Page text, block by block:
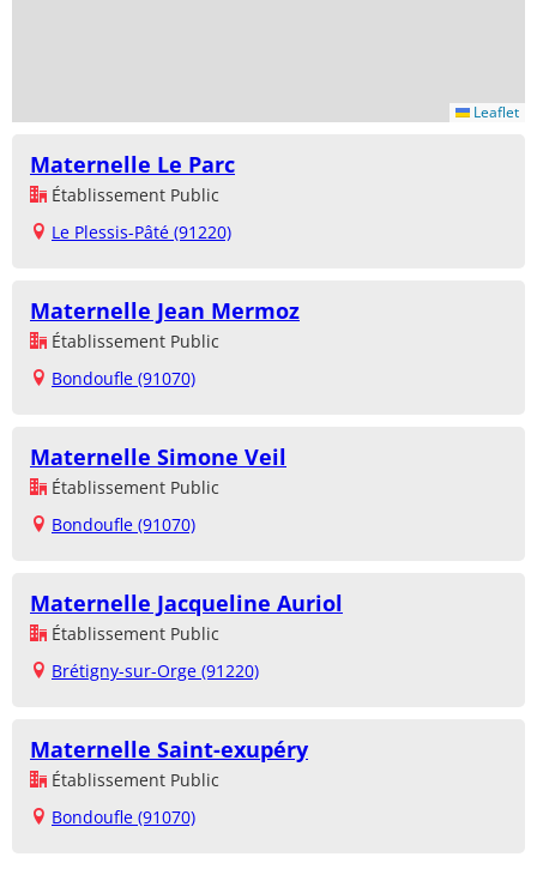
Leaflet
Maternelle Le Parc
Établissement Public
Le Plessis-Pâté (91220)
Maternelle Jean Mermoz
Établissement Public
Bondoufle (91070)
Maternelle Simone Veil
Établissement Public
Bondoufle (91070)
Maternelle Jacqueline Auriol
Établissement Public
Brétigny-sur-Orge (91220)
Maternelle Saint-exupéry
Établissement Public
Bondoufle (91070)